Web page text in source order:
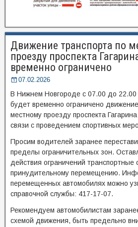
Движение транспорта по
проезду проспекта
временно ограничено
07.02.2026
В Нижнем Новгороде с 07.00 до
будет временно ограничено
местному проезду проспекта
связи с проведением спортивных
Просим водителей заранее
пределы ограничительных зон.
действия ограничений транспортные
принудительному перемещению.
перемещенных автомобилях можно
справочной службы: 417-17-07.
Рекомендуем автомобилистам
схемой движения, быть предельно